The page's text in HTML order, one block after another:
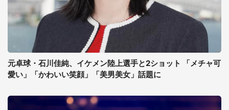
元卓球・石川佳純、イケメン陸上選手と2ショット 「メチャ可
愛い」「かわいい笑顔」「美男美女」話題に